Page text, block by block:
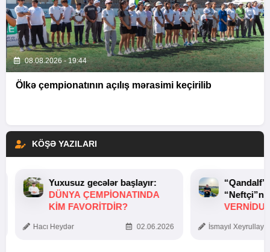
08.08.2026 - 19:44
Ölkə çempionatının açılış mərasimi keçirilib
KÖŞƏ YAZILARI
Yuxusuz gecələr başlayır:
DÜNYA ÇEMPIONATINDA
KIM FAVORITDIR?
Hacı Heydər 02.06.2026 İsmayıl